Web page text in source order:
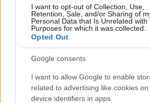
I want to opt-out of Collection, Use,
Retention, Sale, and/or Sharing of
Personal Data that Is Unrelated with
Purposes for which it was collected.
Opted Out
Google consents
I want to allow Google to enable
related to advertising like cookies
device identifiers in apps.
Komisch groot formaat
699,051)
Nog steeds aan het
Beschrijving